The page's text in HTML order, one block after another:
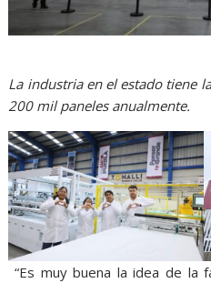
La industria en el estado tiene
200 mil paneles anualmente.
“Es muy buena la idea de la